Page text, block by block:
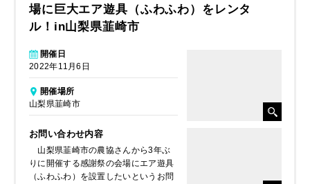
場に巨大エア遊具（ふわふわ）をレンタ
ル！in山梨県韮崎市
開催日
2022年11月6日
開催場所
山梨県韮崎市
お問い合わせ内容
山梨県韮崎市の農協さんから3年ぶ
りに開催する感謝祭の会場にエア遊具
（ふわふわ）を設置したいというお問